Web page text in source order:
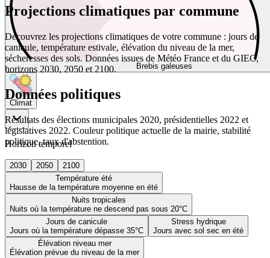
Brebis galeuses
Climat
Horizon temporel
2030 2050
2100
Température été
Hausse de la température moyenne en été
Nuits tropicales
Nuits où la température ne descend pas sous 20°C
Jours de canicule
Jours où la température dépasse 35°C
Stress hydrique
Jours avec sol sec en été
Élévation niveau mer
Élévation prévue du niveau de la mer
Projections climatiques par commune
Découvrez les projections climatiques de votre commune : jours de
canicule, température estivale, élévation du niveau de la mer,
sécheresses des sols. Données issues de Météo France et du GIEC,
horizons 2030, 2050 et 2100.
Données politiques
Résultats des élections municipales 2020, présidentielles 2022 et
législatives 2022. Couleur politique actuelle de la mairie, stabilité
politique, taux d'abstention.